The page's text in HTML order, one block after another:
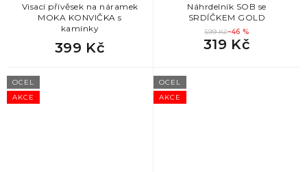
Visací přívěsek na náramek
MOKA KONVIČKA s
kamínky
399 Kč
Náhrdelník SOB se
SRDÍČKEM GOLD
599 Kč–46 %
319 Kč
AKCE
OCEL
AKCE
OCEL